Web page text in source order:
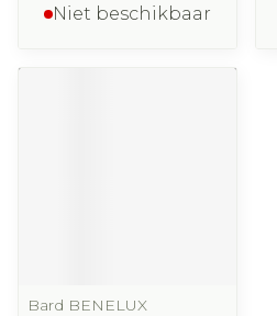
Niet beschikbaar
Bard BENELUX